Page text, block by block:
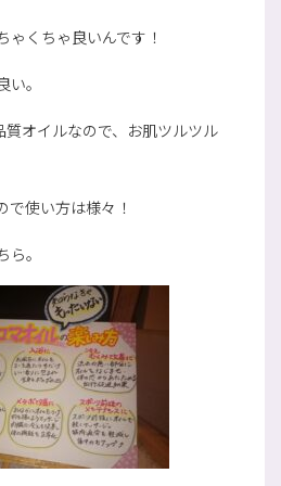
ゃくちゃ良いんです！
。
オイルなので、お肌ツルツル
で使い方は様々！
。